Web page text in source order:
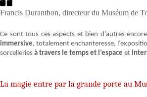
Francis Duranthon, directeur du Muséum de
Ce sont tous ces aspects et bien d’autres
immersive, totalement enchanteresse,
sorcelleries à travers le temps et l’espace et
La magie entre par la grande porte au